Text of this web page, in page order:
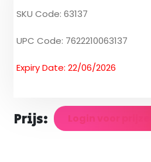
SKU Code: 63137
UPC Code: 7622210063137
Expiry Date: 22/06/2026
Prijs: Login voor prijzen